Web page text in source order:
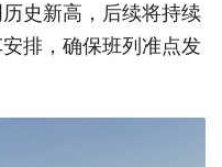
史新高，后续将持续
排，确保班列准点发